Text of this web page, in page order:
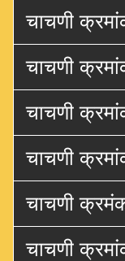
चाचणी
चाचणी
चाचणी
चाचणी
चाचणी
चाचणी